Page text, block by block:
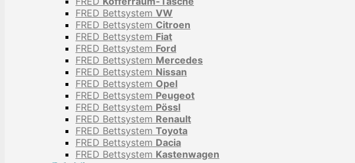
FRED Bettsystem VW
FRED Bettsystem Citroen
FRED Bettsystem Fiat
FRED Bettsystem Ford
FRED Bettsystem Mercedes
FRED Bettsystem Nissan
FRED Bettsystem Opel
FRED Bettsystem Peugeot
FRED Bettsystem Pössl
FRED Bettsystem Renault
FRED Bettsystem Toyota
FRED Bettsystem Dacia
FRED Bettsystem Kastenwagen